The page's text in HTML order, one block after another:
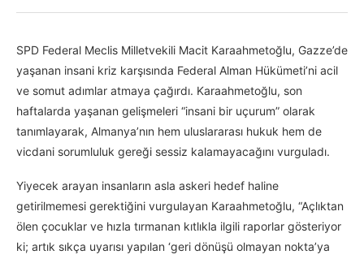
SPD Federal Meclis Milletvekili Macit Karaahmetoğlu, Gazze’de
yaşanan insani kriz karşısında Federal Alman Hükümeti’ni acil
ve somut adımlar atmaya çağırdı. Karaahmetoğlu, son
haftalarda yaşanan gelişmeleri “insani bir uçurum” olarak
tanımlayarak, Almanya’nın hem uluslararası hukuk hem de
vicdani sorumluluk gereği sessiz kalamayacağını vurguladı.
Yiyecek arayan insanların asla askeri hedef haline
getirilmemesi gerektiğini vurgulayan Karaahmetoğlu, “Açlıktan
ölen çocuklar ve hızla tırmanan kıtlıkla ilgili raporlar gösteriyor
ki; artık sıkça uyarısı yapılan ‘geri dönüşü olmayan nokta’ya